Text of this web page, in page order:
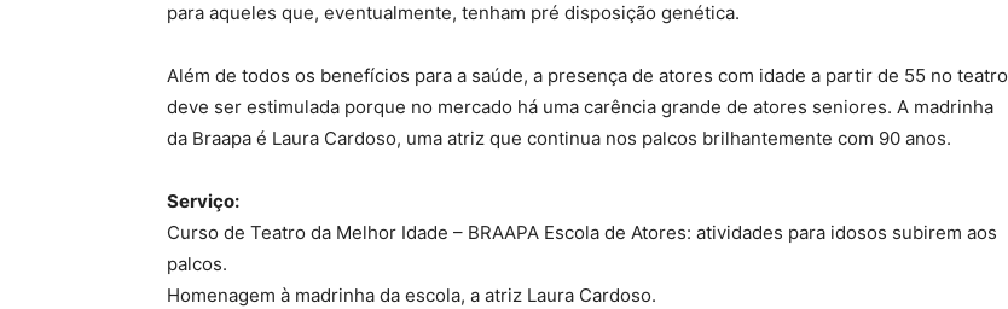
para aqueles que, eventualmente, tenham pré disposição genética.
Além de todos os benefícios para a saúde, a presença de atores com idade a partir de 55 no teatro
deve ser estimulada porque no mercado há uma carência grande de atores seniores. A madrinha
da Braapa é Laura Cardoso, uma atriz que continua nos palcos brilhantemente com 90 anos.
Serviço:
Curso de Teatro da Melhor Idade – BRAAPA Escola de Atores: atividades para idosos subirem aos
palcos.
Homenagem à madrinha da escola, a atriz Laura Cardoso.